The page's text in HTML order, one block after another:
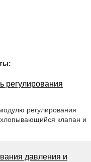
регулирования
регулирования
клапан и
давления и